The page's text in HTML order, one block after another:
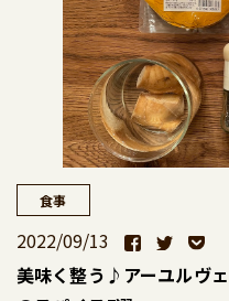
食事
2022/09/13
美味く整う♪アーユルヴ